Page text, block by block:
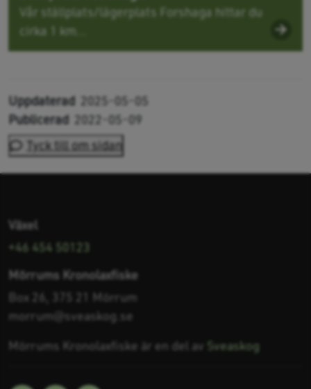
Vår ställplats/lägerplats Forshaga hittar du
cirka 1 km...
Uppdaterad 2025-05-05
Publicerad 2022-05-09
Tyck till om sidan
Växel
+46 454 50123
Mörrums Kronolaxfiske
Box 26, 375 21 Mörrum
morrum@sveaskog.se
Mörrums Kronolaxfiske är en del av
Sveaskog